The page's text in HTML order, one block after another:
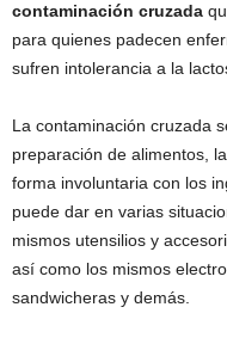
contaminación cruzada
para quienes padecen
sufren intolerancia a la
La contaminación cruzada
preparación de alimentos,
forma involuntaria con los
puede dar en varias
mismos utensilios y
así como los mismos
sandwicheras y demás.